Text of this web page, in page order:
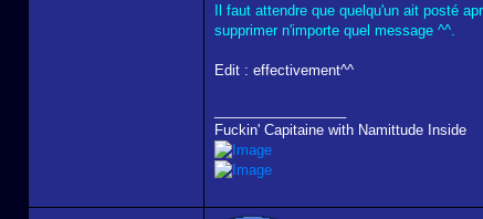
Il faut attendre que quelqu'un ait posté
supprimer n'importe quel message ^^.
Edit : effectivement^^
Fuckin' Capitaine with Namittude Inside